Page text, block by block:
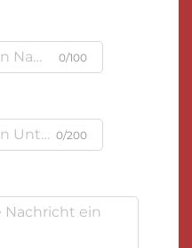
0/100
0/200